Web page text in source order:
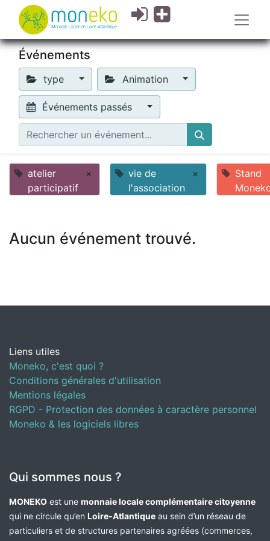
Événements
type Animation
Événements passés
atelier
participatif
×
vie de
l'association
×
Stand
Aucun événement trouvé.
Liens utiles
Moneko, c'est quoi ?
Conditions générales d'utilisation
Mentions légales
RGPD - Protection des données à caractère personnel
Moneko & les logiciels libres
Qui sommes nous ?
MONEKO est une monnaie locale complémentaire citoyenne
qui ne circule qu’en Loire-Atlantique au sein d’un réseau de
particuliers et de structures partenaires agréées (commerces,